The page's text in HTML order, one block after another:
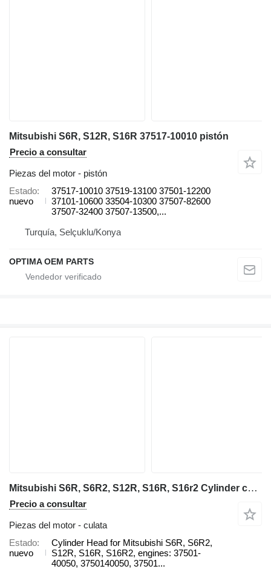
Mitsubishi S6R, S12R, S16R 37517-10010 pistón
Precio a consultar
Piezas del motor - pistón
Estado
nuevo
37517-10010 37519-13100 37501-12200
37101-10600 33504-10300 37507-82600
37507-32400 37507-13500,...
Turquía, Selçuklu/Konya
OPTIMA OEM PARTS
Mitsubishi S6R, S6R2, S12R, S16R, S16r2 Cylinder culata
Precio a consultar
Piezas del motor - culata
Estado
nuevo
Cylinder Head for Mitsubishi S6R, S6R2,
S12R, S16R, S16R2, engines: 37501-
40050, 3750140050, 37501...